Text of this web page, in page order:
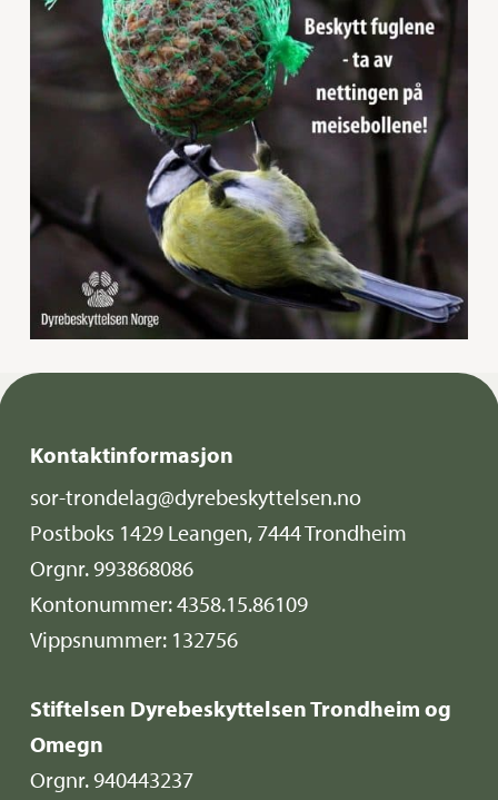
Kontaktinformasjon
sor-trondelag@dyrebeskyttelsen.no
Postboks 1429 Leangen, 7444 Trondheim
Orgnr. 993868086
Kontonummer: 4358.15.86109
Vippsnummer: 132756
Stiftelsen Dyrebeskyttelsen Trondheim og
Omegn
Orgnr. 940443237